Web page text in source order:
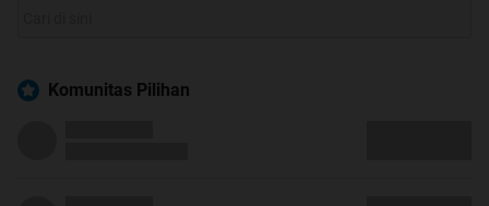
Komunitas Pilihan